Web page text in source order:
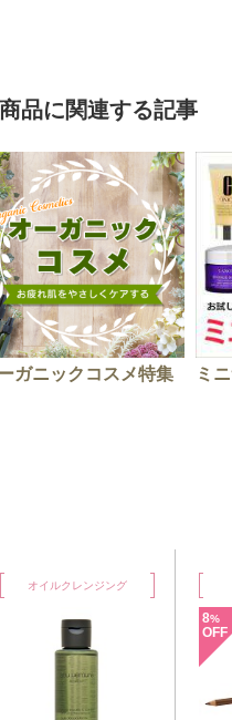
品に関連する記事
ガニックコスメ特集 ミ
アイブロウ
8%
OFF